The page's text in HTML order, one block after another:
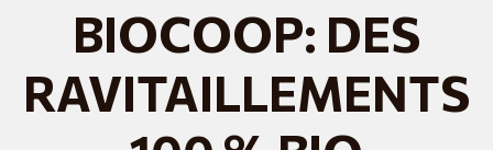
BIOCOOP: DES
RAVITAILLEMENTS